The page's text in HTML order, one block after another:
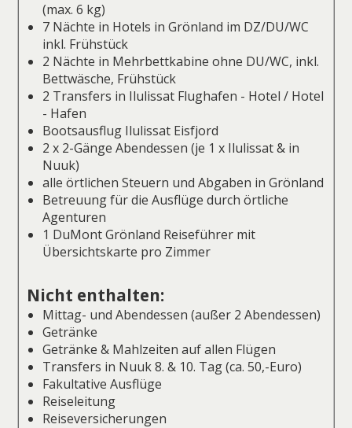
(max. 6 kg)
7 Nächte in Hotels in Grönland im DZ/DU/WC
inkl. Frühstück
2 Nächte in Mehrbettkabine ohne DU/WC, inkl.
Bettwäsche, Frühstück
2 Transfers in Ilulissat Flughafen - Hotel / Hotel
- Hafen
Bootsausflug Ilulissat Eisfjord
2 x 2-Gänge Abendessen (je 1 x Ilulissat & in
Nuuk)
alle örtlichen Steuern und Abgaben in Grönland
Betreuung für die Ausflüge durch örtliche
Agenturen
1 DuMont Grönland Reiseführer mit
Übersichtskarte pro Zimmer
Nicht enthalten:
Mittag- und Abendessen (außer 2 Abendessen)
Getränke
Getränke & Mahlzeiten auf allen Flügen
Transfers in Nuuk 8. & 10. Tag (ca. 50,-Euro)
Fakultative Ausflüge
Reiseleitung
Reiseversicherungen